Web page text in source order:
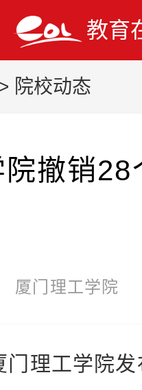
教育
院校动态
撤销
厦门理工学院
工学院发